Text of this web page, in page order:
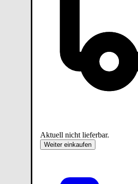
Aktuell nicht lieferbar.
Weiter einkaufen